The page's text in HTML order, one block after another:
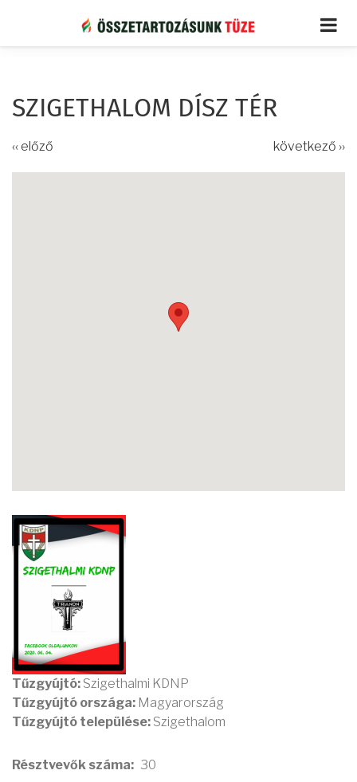
tartalomra
SZIGETHALOM DÍSZ TÉR
‹‹ előző következő ››
Tűzgyújtó: Szigethalmi KDNP
Tűzgyújtó országa: Magyarország
Tűzgyújtó települése: Szigethalom
Résztvevők száma 30